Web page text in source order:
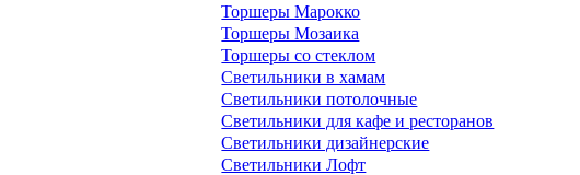
Торшеры Марокко
Торшеры Мозаика
Торшеры со стеклом
Светильники в хамам
Светильники потолочные
Светильники для кафе и ресторанов
Светильники дизайнерские
Светильники Лофт